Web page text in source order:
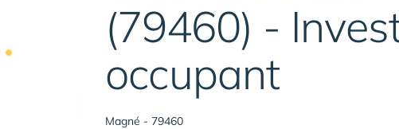
(79460) -
occupant
Magné - 79460